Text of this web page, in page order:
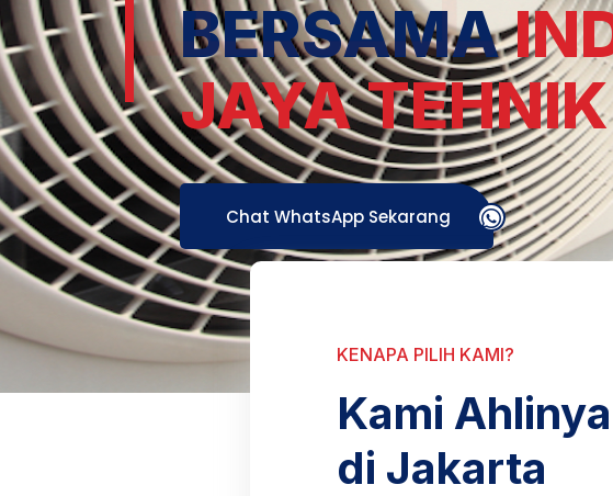
BERSAMA
JAYA TEHNIK
Chat WhatsApp Sekarang
KENAPA PILIH KAMI?
Kami Ahlinya
di Jakarta